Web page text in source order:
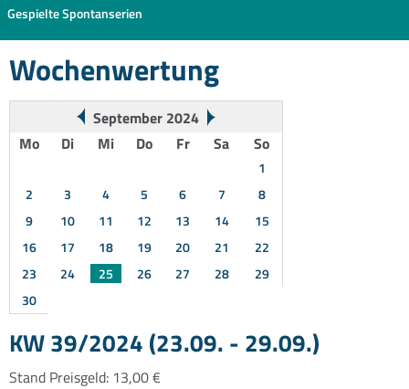
Gespielte Spontanserien
Wochenwertung
September 2024
Mo
Di Mi Do Fr Sa So
1
2
3 4 5 6 7
8
9
10 11 12 13 14
15
16
17 18 19 20 21
22
23
24 25 26 27 28
29
30
KW 39/2024 (23.09. - 29.09.)
Stand Preisgeld: 13,00 €